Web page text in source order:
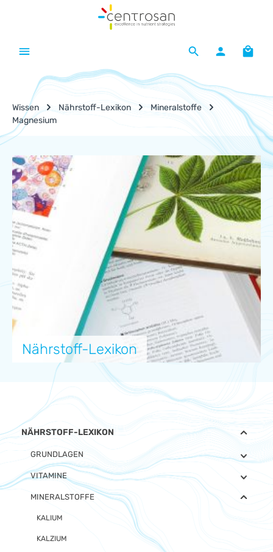
Zum Hauptinhalt springen
Wissen Nährstoff-Lexikon
Mineralstoffe
Magnesium
Nährstoff-Lexikon
Nährstoff-Lexikon
NÄHRSTOFF-LEXIKON
GRUNDLAGEN
VITAMINE
MINERALSTOFFE
KALIUM
KALZIUM